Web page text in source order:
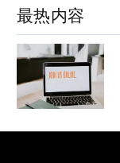
最热内容